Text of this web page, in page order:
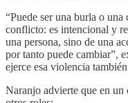
“Puede ser una burla o
conflicto: es intencional y
una persona, sino de una
por tanto puede cambiar”,
ejerce esa violencia
Naranjo advierte que en un